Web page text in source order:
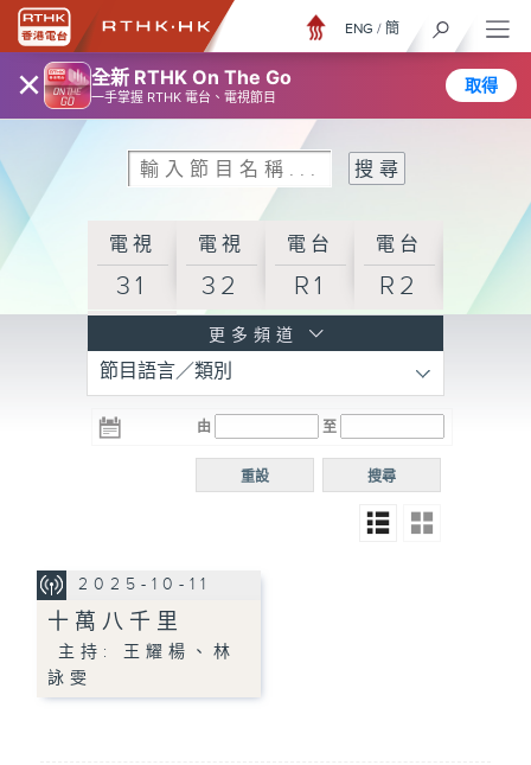
× 全新 RTHK On The Go
一手掌握 RTHK 電台、電視節目
取得
ENG / 簡
電視
31
電視
32
電台
R1
電台
R2
R3
電台 電台
R5
電台
普通
更多頻道
節目語言／類別
由 至
搜尋
重設
2025-10-11
十萬八千里
主持: 王耀楊、林
詠雯